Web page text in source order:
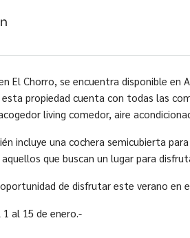
El Chorro, se encuentra disponible en
propiedad cuenta con todas las
living comedor, aire
incluye una cochera semicubierta
que buscan un lugar para
de disfrutar este verano en
1 al 15 de enero.-